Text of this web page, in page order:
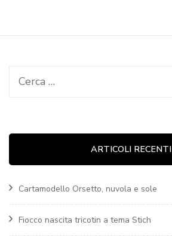
Ricerca
ARTICOLI RECENTI
Cartamodello Orsetto, nuvola e sole
Fiocco nascita tricotin a tema Stich